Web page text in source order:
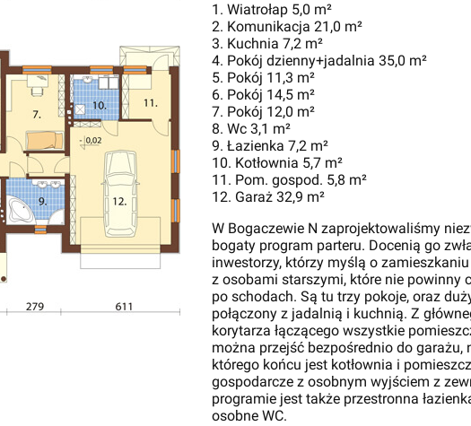
1. Wiatrołap 5,0 m²
2. Komunikacja 21,0 m²
3. Kuchnia 7,2 m²
4. Pokój dzienny+jadalnia 35,0 m²
5. Pokój 11,3 m²
6. Pokój 14,5 m²
7. Pokój 12,0 m²
8. Wc 3,1 m²
9. Łazienka 7,2 m²
10. Kotłownia 5,7 m²
11. Pom. gospod. 5,8 m²
12. Garaż 32,9 m²
W Bogaczewie N zaprojektowaliśmy
bogaty program parteru. Docenią go
inwestorzy, którzy myślą o
z osobami starszymi, które nie powinny
po schodach. Są tu trzy pokoje, oraz
połączony z jadalnią i kuchnią. Z
korytarza łączącego wszystkie
można przejść bezpośrednio do garażu,
którego końcu jest kotłownia i
gospodarcze z osobnym wyjściem z
programie jest także przestronna
osobne WC.